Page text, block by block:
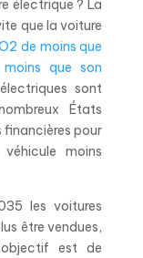
électrique ?La
que la voiture
2 de moins que
que son
sont
États
financières pour
moins
les voitures
être vendues,
est de